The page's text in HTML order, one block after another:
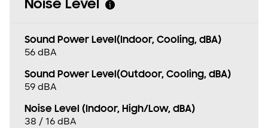
Noise Level
Sound Power Level(Indoor, Cooling, dBA)
56 dBA
Sound Power Level(Outdoor, Cooling, dBA)
59 dBA
Noise Level (Indoor, High/Low, dBA)
38 / 16 dBA